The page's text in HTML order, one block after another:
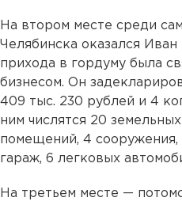
На втором месте среди
Челябинска оказался
прихода в гордуму была
бизнесом. Он
409 тыс. 230 рублей и 4
ним числятся 20
помещений, 4
гараж, 6 легковых
На третьем месте —